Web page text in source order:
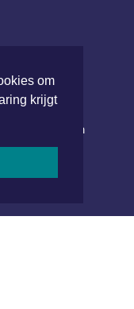
om
krijgt
wekelijks een
jouw regio.